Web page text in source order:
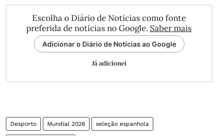
Escolha o Diário de Notícias como fonte
preferida de notícias no Google. Saber mais
Adicionar o Diário de Notícias ao Google
Já adicionei
Desporto Mundial 2026 seleção espanhola